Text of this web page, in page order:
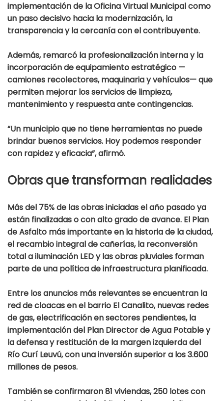
implementación de la Oficina Virtual Municipal como
un paso decisivo hacia la modernización, la
transparencia y la cercanía con el contribuyente.
Además, remarcó la profesionalización interna y la
incorporación de equipamiento estratégico —
camiones recolectores, maquinaria y vehículos— que
permiten mejorar los servicios de limpieza,
mantenimiento y respuesta ante contingencias.
“Un municipio que no tiene herramientas no puede
brindar buenos servicios. Hoy podemos responder
con rapidez y eficacia”, afirmó.
Obras que transforman realidades
Más del 75% de las obras iniciadas el año pasado ya
están finalizadas o con alto grado de avance. El Plan
de Asfalto más importante en la historia de la ciudad,
el recambio integral de cañerías, la reconversión
total a iluminación LED y las obras pluviales forman
parte de una política de infraestructura planificada.
Entre los anuncios más relevantes se encuentran la
red de cloacas en el barrio El Canalito, nuevas redes
de gas, electrificación en sectores pendientes, la
implementación del Plan Director de Agua Potable y
la defensa y restitución de la margen izquierda del
Río Curí Leuvú, con una inversión superior a los 3.600
millones de pesos.
También se confirmaron 81 viviendas, 250 lotes con